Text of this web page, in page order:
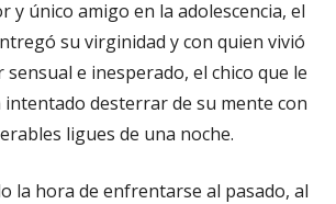
y único amigo en la adolescencia, el
su virginidad y con quien vivió
e inesperado, el chico que le
intentado desterrar de su mente con
ligues de una noche.
la hora de enfrentarse al pasado, al